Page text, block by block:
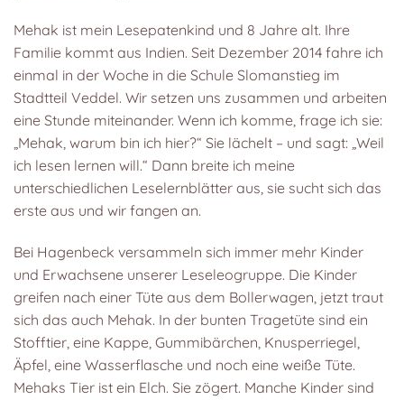
Mehak ist mein Lesepatenkind und 8 Jahre alt. Ihre
Familie kommt aus Indien. Seit Dezember 2014 fahre ich
einmal in der Woche in die Schule Slomanstieg im
Stadtteil Veddel. Wir setzen uns zusammen und arbeiten
eine Stunde miteinander. Wenn ich komme, frage ich sie:
„Mehak, warum bin ich hier?“ Sie lächelt – und sagt: „Weil
ich lesen lernen will.“ Dann breite ich meine
unterschiedlichen Leselernblätter aus, sie sucht sich das
erste aus und wir fangen an.
Bei Hagenbeck versammeln sich immer mehr Kinder
und Erwachsene unserer Leseleogruppe. Die Kinder
greifen nach einer Tüte aus dem Bollerwagen, jetzt traut
sich das auch Mehak. In der bunten Tragetüte sind ein
Stofftier, eine Kappe, Gummibärchen, Knusperriegel,
Äpfel, eine Wasserflasche und noch eine weiße Tüte.
Mehaks Tier ist ein Elch. Sie zögert. Manche Kinder sind